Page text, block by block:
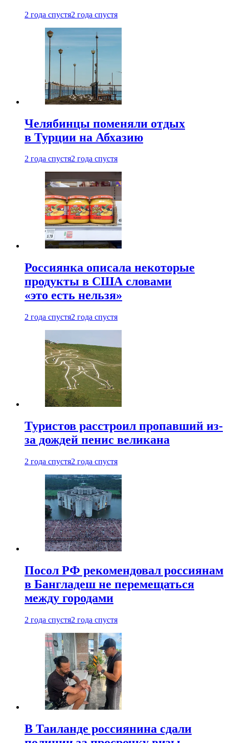
2 года спустя2 года спустя
Челябинцы поменяли отдых
в Турции на Абхазию
2 года спустя2 года спустя
Россиянка описала некоторые
продукты в США словами
«это есть нельзя»
2 года спустя2 года спустя
Туристов расстроил пропавший из-
за дождей пенис великана
2 года спустя2 года спустя
Посол РФ рекомендовал россиянам
в Бангладеш не перемещаться
между городами
2 года спустя2 года спустя
В Таиланде россиянина сдали